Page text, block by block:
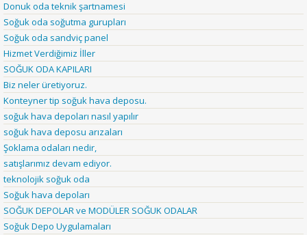
Donuk oda teknik şartnamesi
Soğuk oda soğutma gurupları
Soğuk oda sandviç panel
Hizmet Verdiğimiz İller
SOĞUK ODA KAPILARI
Biz neler üretiyoruz.
Konteyner tip soğuk hava deposu.
soğuk hava depoları nasıl yapılır
soğuk hava deposu arızaları
Şoklama odaları nedir,
satışlarımız devam ediyor.
teknolojik soğuk oda
Soğuk hava depoları
SOĞUK DEPOLAR ve MODÜLER SOĞUK ODALAR
Soğuk Depo Uygulamaları